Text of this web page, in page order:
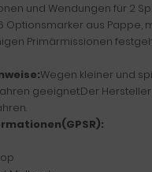
und Wendungen für 2
Optionsmarker aus Pappe,
Primärmissionen
Wegen kleiner und
geeignet.Der